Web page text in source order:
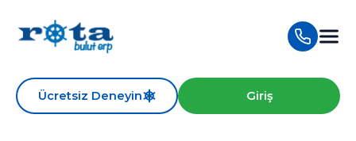
Ücretsiz Deneyin Giriş